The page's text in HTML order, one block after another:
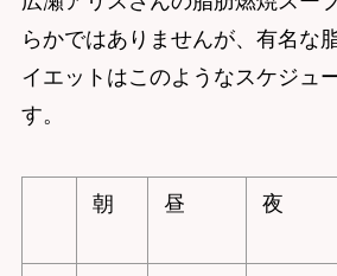
らかではありませんが、有名な
イエットはこのようなスケジュ
す。
朝 昼 夜